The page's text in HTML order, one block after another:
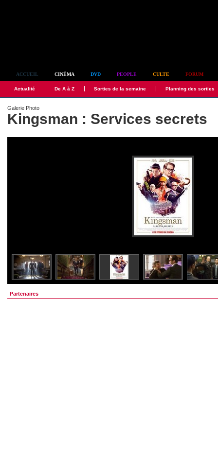
ACCUEIL CINÉMA DVD PEOPLE CULTE FORUM
Actualité De A à Z Sorties de la semaine Planning des sorties
Galerie Photo
Kingsman : Services secrets
Partenaires